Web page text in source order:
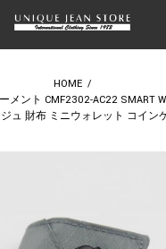
HOME /
ント CMF2302-AC22 SMART
ュ 財布 ミニウォレット コイン